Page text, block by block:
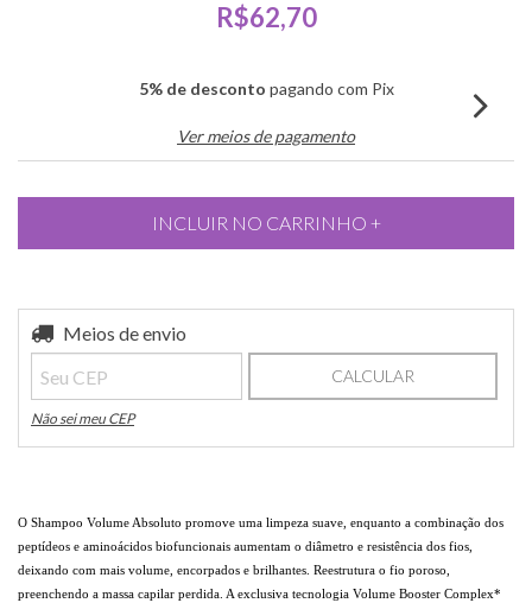
R$62,70
5% de desconto pagando com Pix
Ver meios de pagamento
Entregas para o CEP:
Meios de envio
CALCULAR
Não sei meu CEP
O Shampoo Volume Absoluto promove uma limpeza suave, enquanto a combinação dos
peptídeos e aminoácidos biofuncionais aumentam o diâmetro e resistência dos fios,
deixando com mais volume, encorpados e brilhantes. Reestrutura o fio poroso,
preenchendo a massa capilar perdida. A exclusiva tecnologia Volume Booster Complex*